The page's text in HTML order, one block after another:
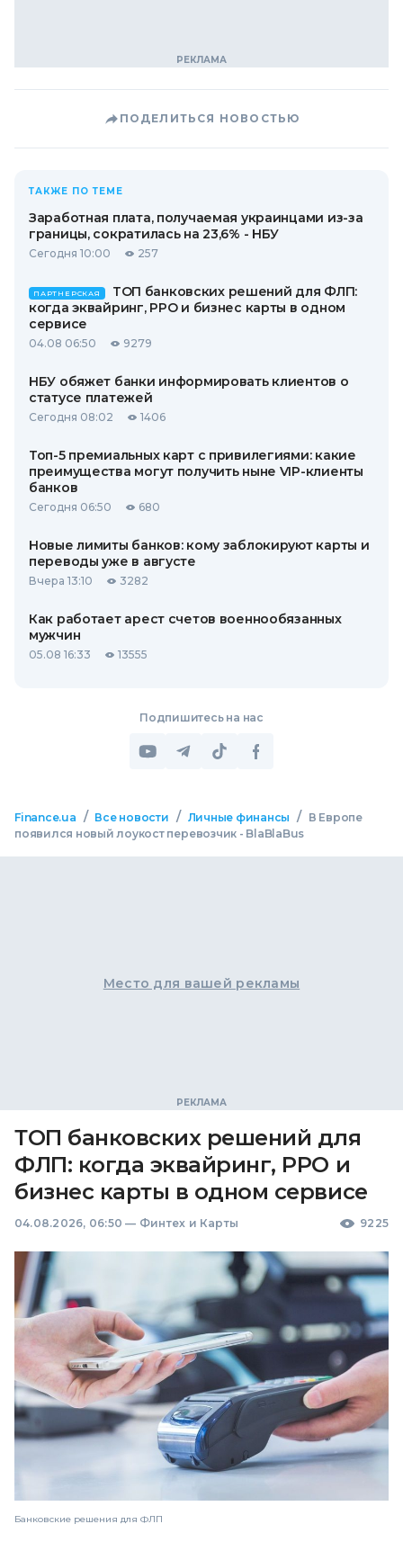
ПОДЕЛИТЬСЯ НОВОСТЬЮ
ТАКЖЕ ПО ТЕМЕ
Заработная плата, получаемая украинцами из-за
границы, сократилась на 23,6% - НБУ
Сегодня 10:00 257
ПАРТНЕРСКАЯ
ТОП банковских решений для ФЛП:
когда эквайринг, РРО и бизнес карты в одном
сервисе
04.08 06:50 9279
НБУ обяжет банки информировать клиентов о
статусе платежей
Сегодня 08:02 1406
Топ-5 премиальных карт с привилегиями: какие
преимущества могут получить ныне VIP-клиенты
банков
Сегодня 06:50 680
Новые лимиты банков: кому заблокируют карты и
переводы уже в августе
Вчера 13:10 3282
Как работает арест счетов военнообязанных
мужчин
05.08 16:33 13555
Подпишитесь на нас
Finance.ua / Все новости / Личные финансы /
В Европе
появился новый лоукост перевозчик - BlaBlaBus
Место для вашей рекламы
ТОП банковских решений для
ФЛП: когда эквайринг, РРО и
бизнес карты в одном сервисе
04.08.2026, 06:50 — Финтех и Карты 9225
Банковские решения для ФЛП